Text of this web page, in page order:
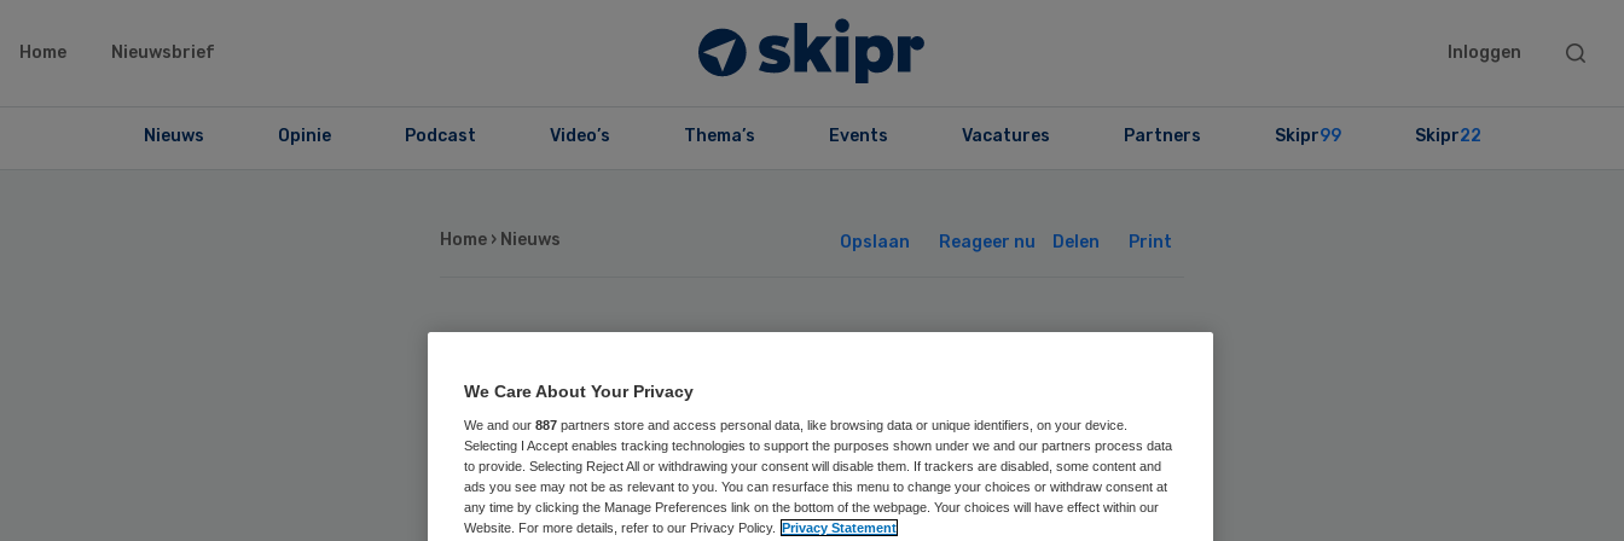
Home Nieuwsbrief Inloggen
Search
Nieuws Opinie Podcast Video’s Thema’s Events Vacatures Partners Skipr99 Skipr22
Home › Nieuws Opslaan Reageer nu Delen Print
CVZ en VWS zoeken
uitzonderingen pgb-
stop
We Care About Your Privacy
We and our 887 partners store and access personal data, like browsing data or unique identifiers, on your device.
Selecting I Accept enables tracking technologies to support the purposes shown under we and our partners process data
to provide. Selecting Reject All or withdrawing your consent will disable them. If trackers are disabled, some content and
ads you see may not be as relevant to you. You can resurface this menu to change your choices or withdraw consent at
any time by clicking the Manage Preferences link on the bottom of the webpage. Your choices will have effect within our
Website. For more details, refer to our Privacy Policy. Privacy Statement